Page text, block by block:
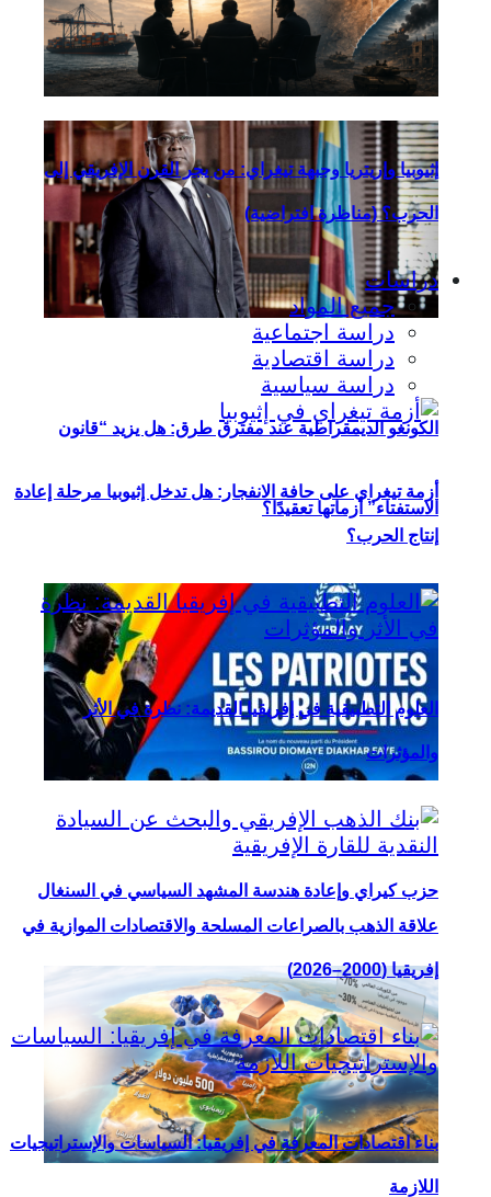
مالي؟
الكونغو الديمقراطية عند مفترق طرق: هل يزيد “قانون
الاستفتاء” أزماتها تعقيدًا؟
حزب كيراي وإعادة هندسة المشهد السياسي في السنغال
إثيوبيا وإريتريا وجبهة تيغراي: من يجر القرن الإفريقي إلى
الحرب؟ (مناظرة افتراضية)
دراسات
جميع المواد
دراسة اجتماعية
دراسة اقتصادية
دراسة سياسية
أزمة تيغراي على حافة الانفجار: هل تدخل إثيوبيا مرحلة إعادة
إنتاج الحرب؟
العلوم التطبيقية في إفريقيا القديمة: نظرة في الأثر
والمؤثرات
علاقة الذهب بالصراعات المسلحة والاقتصادات الموازية في
إفريقيا (2000–2026)
بناء اقتصادات المعرفة في إفريقيا: السياسات والإستراتيجيات
اللازمة